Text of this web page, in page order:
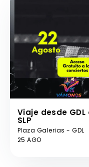
Viaje desde
SLP
Plaza Galerias - GDL
25 AGO